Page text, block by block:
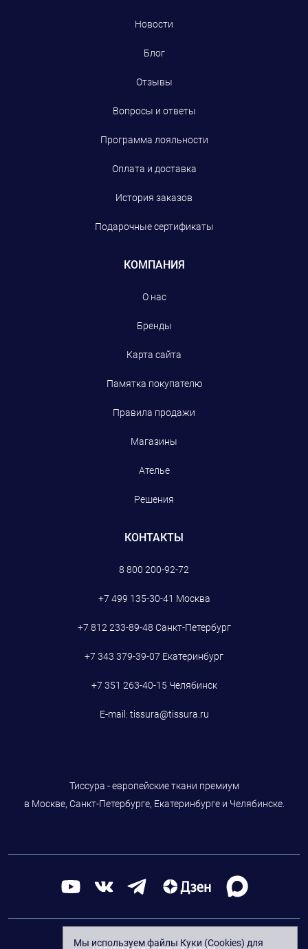
Новости
Блог
Отзывы
Вопросы и ответы
Программа лояльности
Оплата и доставка
История заказов
Подарочные сертификаты
КОМПАНИЯ
О нас
Бренды
Карта сайта
Памятка покупателю
Правила продажи
Магазины
Ателье
Решения
КОНТАКТЫ
8 800 200-92-72
+7 499 135-30-41 Москва
+7 812 233-89-48 Санкт-Петербург
+7 343 379-39-07 Екатеринбург
+7 351 263-40-15 Челябинск
E-mail: tissura@tissura.ru
Тиссура - европейские ткани премиум
в Москве, Санкт-Петербурге, Екатеринбурге и Челябинске.
Мы используем файлы Куки (Cookies) для